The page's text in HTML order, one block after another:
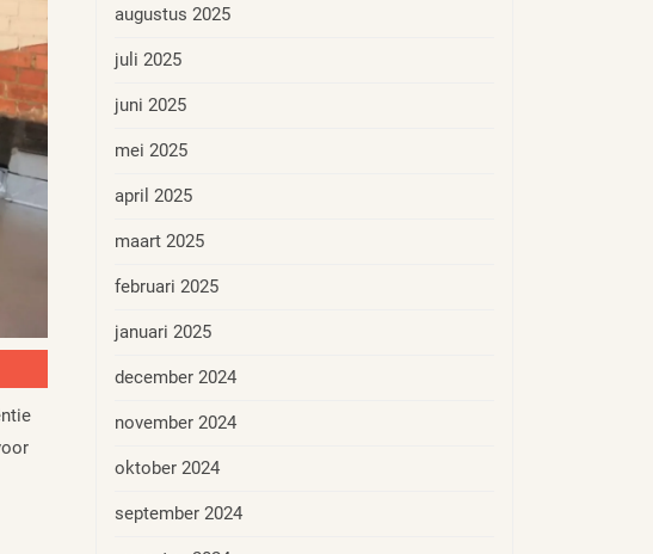
augustus 2025
juli 2025
juni 2025
mei 2025
april 2025
maart 2025
februari 2025
januari 2025
december 2024
november 2024
oktober 2024
september 2024